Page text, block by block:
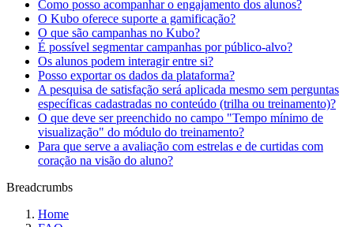
Como posso acompanhar o engajamento dos alunos?
O Kubo oferece suporte a gamificação?
O que são campanhas no Kubo?
É possível segmentar campanhas por público-alvo?
Os alunos podem interagir entre si?
Posso exportar os dados da plataforma?
A pesquisa de satisfação será aplicada mesmo sem perguntas
específicas cadastradas no conteúdo (trilha ou treinamento)?
O que deve ser preenchido no campo "Tempo mínimo de
visualização" do módulo do treinamento?
Para que serve a avaliação com estrelas e de curtidas com
coração na visão do aluno?
Breadcrumbs
Home